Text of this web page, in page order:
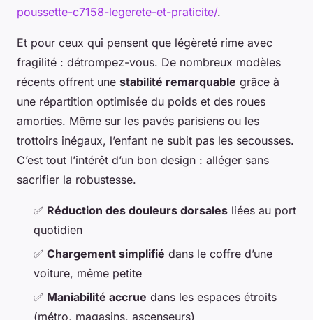
poussette-c7158-legerete-et-praticite/.
Et pour ceux qui pensent que légèreté rime avec
fragilité : détrompez-vous. De nombreux modèles
récents offrent une stabilité remarquable grâce à
une répartition optimisée du poids et des roues
amorties. Même sur les pavés parisiens ou les
trottoirs inégaux, l’enfant ne subit pas les secousses.
C’est tout l’intérêt d’un bon design : alléger sans
sacrifier la robustesse.
✅ Réduction des douleurs dorsales liées au port
quotidien
✅ Chargement simplifié dans le coffre d’une
voiture, même petite
✅ Maniabilité accrue dans les espaces étroits
(métro, magasins, ascenseurs)